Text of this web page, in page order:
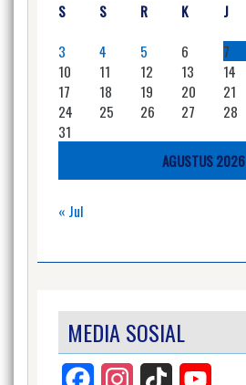
AGUSTUS 2026
S S R K J
3
4 5 6 7
10
11 12 13 14
17
18 19 20 21
24
25 26 27 28
31
« Jul
MEDIA SOSIAL
Facebook InstagramTikTok